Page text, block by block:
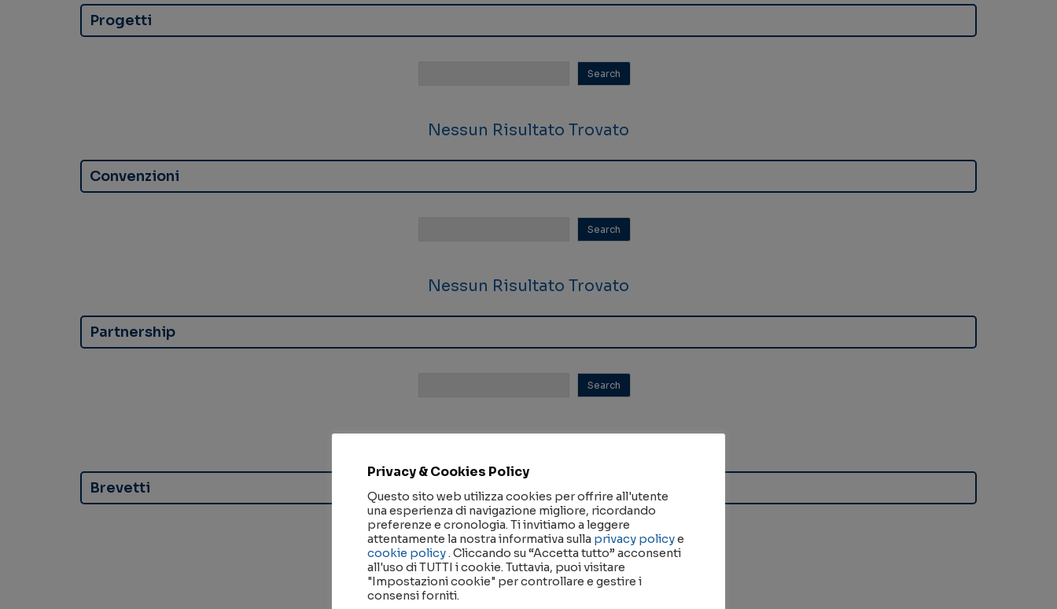
Progetti
Nessun Risultato Trovato
Convenzioni
Nessun Risultato Trovato
Partnership
Brevetti
Nessun Risultato Trovato
Privacy & Cookies Policy
Questo sito web utilizza cookies per offrire all'utente
una esperienza di navigazione migliore, ricordando
preferenze e cronologia. Ti invitiamo a leggere
attentamente la nostra informativa sulla privacy policye
cookie policy. Cliccando su “Accetta tutto” acconsenti
all'uso di TUTTI i cookie. Tuttavia, puoi visitare
"Impostazioni cookie" per controllare e gestire i
consensi forniti.